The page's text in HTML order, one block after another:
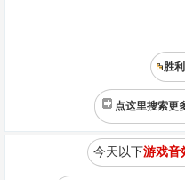
胜
点这里搜索更
今天以下游戏音